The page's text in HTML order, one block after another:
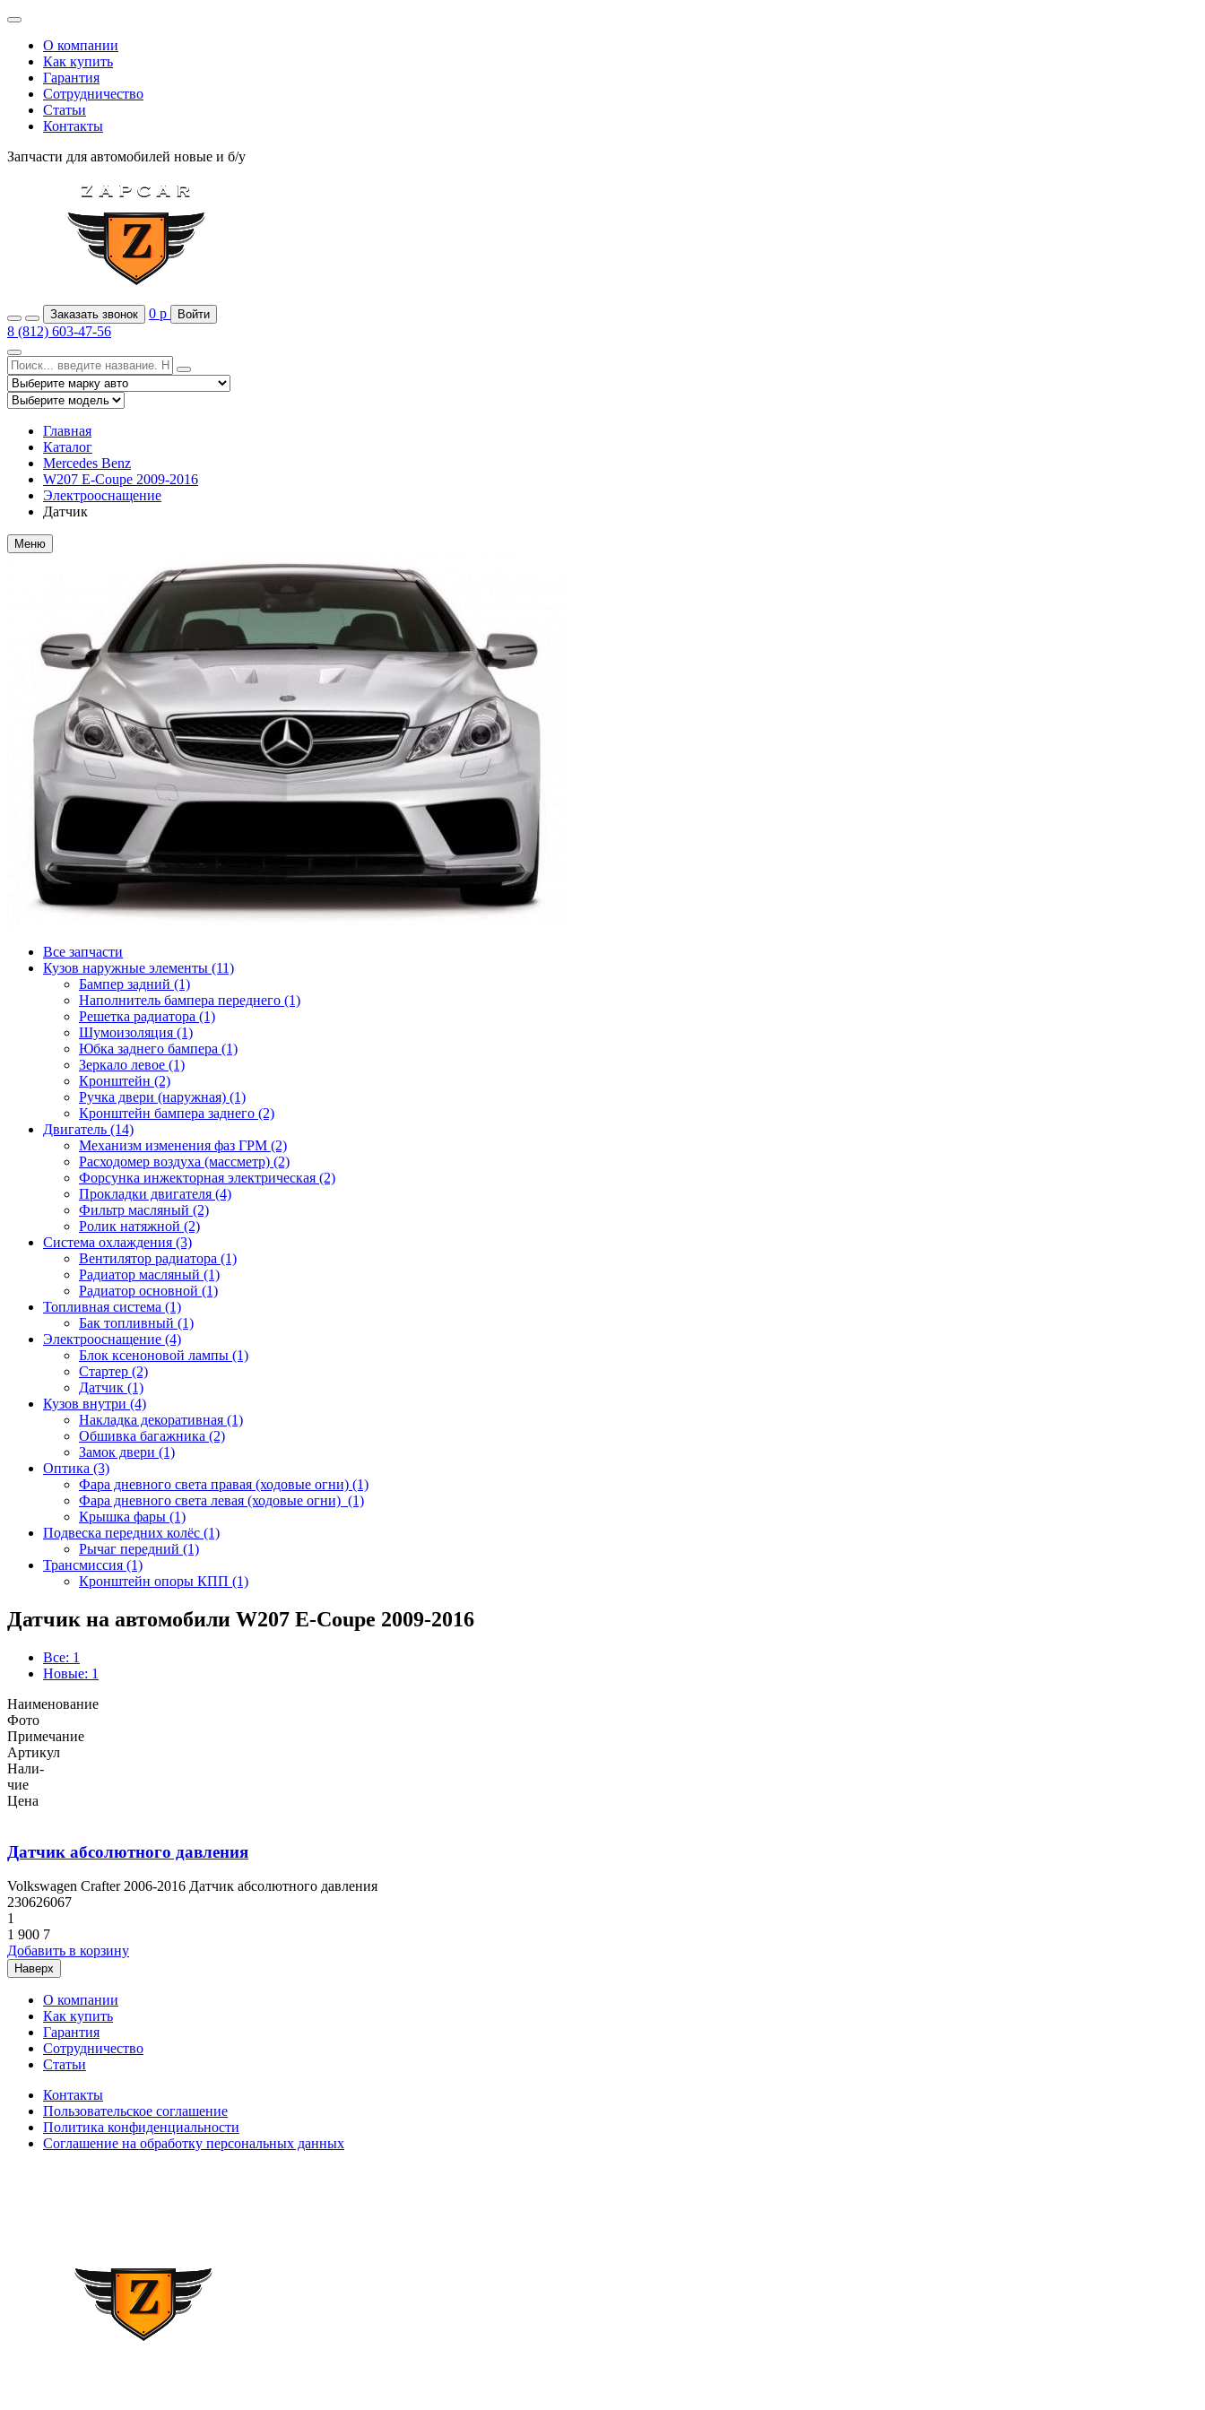
О компании
Как купить
Гарантия
Сотрудничество
Статьи
Контакты
Запчасти для автомобилей новые и б/у
Заказать звонок 0 р Войти
8 (812) 603-47-56
Главная
Каталог
Mercedes Benz
W207 E-Coupe 2009-2016
Электрооснащение
Датчик
Меню
Все запчасти
Кузов наружные элементы (11)
Бампер задний (1)
Наполнитель бампера переднего (1)
Решетка радиатора (1)
Шумоизоляция (1)
Юбка заднего бампера (1)
Зеркало левое (1)
Кронштейн (2)
Ручка двери (наружная) (1)
Кронштейн бампера заднего (2)
Двигатель (14)
Механизм изменения фаз ГРМ (2)
Расходомер воздуха (массметр) (2)
Форсунка инжекторная электрическая (2)
Прокладки двигателя (4)
Фильтр масляный (2)
Ролик натяжной (2)
Система охлаждения (3)
Вентилятор радиатора (1)
Радиатор масляный (1)
Радиатор основной (1)
Топливная система (1)
Бак топливный (1)
Электрооснащение (4)
Блок ксеноновой лампы (1)
Стартер (2)
Датчик (1)
Кузов внутри (4)
Накладка декоративная (1)
Обшивка багажника (2)
Замок двери (1)
Оптика (3)
Фара дневного света правая (ходовые огни) (1)
Фара дневного света левая (ходовые огни) (1)
Крышка фары (1)
Подвеска передних колёс (1)
Рычаг передний (1)
Трансмиссия (1)
Кронштейн опоры КПП (1)
Датчик на автомобили W207 E-Coupe 2009-2016
Все: 1
Новые: 1
Наименование
Фото
Примечание
Артикул
Нали-
чие
Цена
Датчик абсолютного давления
Volkswagen Crafter 2006-2016 Датчик абсолютного давления
230626067
1
1 900 7
Добавить в корзину
Наверх
О компании
Как купить
Гарантия
Сотрудничество
Статьи
Контакты
Пользовательское соглашение
Политика конфиденциальности
Соглашение на обработку персональных данных